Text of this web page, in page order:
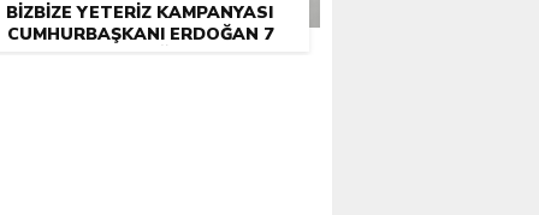
BIZBIZE YETERIZ KAMPANYASI
CUMHURBAŞKANI ERDOĞAN 7